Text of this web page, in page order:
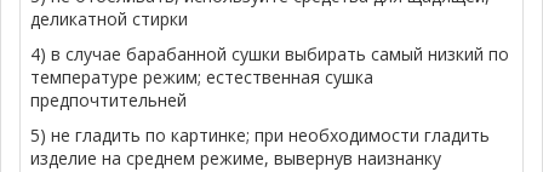
деликатной стирки
4) в случае барабанной сушки выбирать самый низкий по
температуре режим; естественная сушка
предпочтительней
5) не гладить по картинке; при необходимости гладить
изделие на среднем режиме, вывернув наизнанку